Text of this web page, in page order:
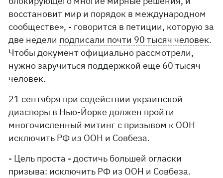
восстановит мир и порядок в международном
сообществе», - говорится в петиции, которую за
две недели подписали почти 90 тысяч человек.
Чтобы документ официально рассмотрели,
нужно заручиться поддержкой еще 60 тысяч
человек.
21 сентября при содействии украинской
диаспоры в Нью-Йорке должен пройти
многочисленный митинг с призывом к ООН
исключить РФ из ООН и Совбеза.
- Цель проста - достичь большей огласки
призыва: исключить РФ из ООН и Совбеза.